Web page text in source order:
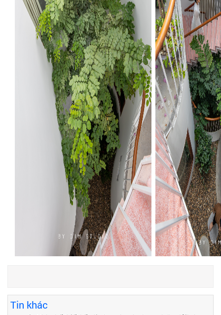
Tin khác